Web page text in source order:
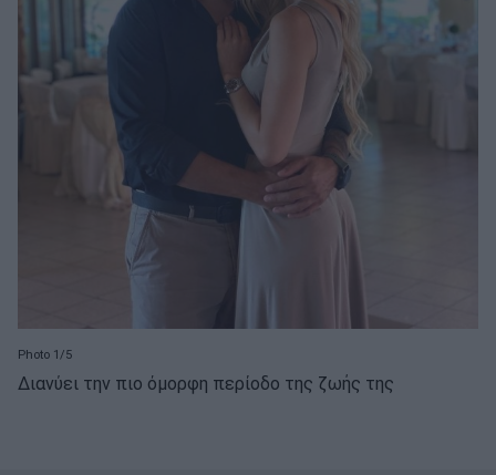
Photo 1/5
Διανύει την πιο όμορφη περίοδο της ζωής της